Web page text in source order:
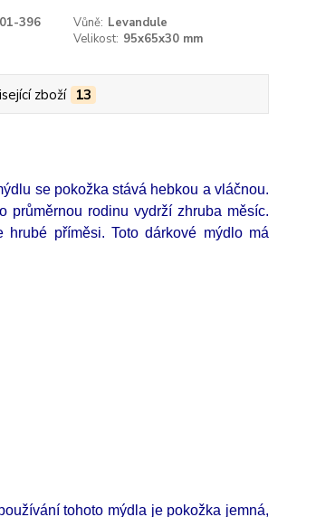
396 Vůně: Levandule
Velikost: 95x65x30 mm
zboží 13
se pokožka stává hebkou a vláčnou.
průměrnou rodinu vydrží zhruba měsíc.
příměsi. Toto dárkové mýdlo má
tohoto mýdla je pokožka jemná,